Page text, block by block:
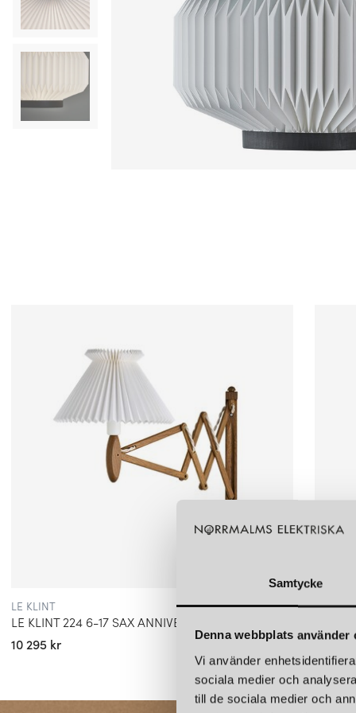
Samtycke
Denna webbplats använder
Vi använder
sociala medier och
till de sociala medier och
LE KLINT
10 295 kr
LE
7 395